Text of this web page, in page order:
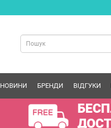
НОВИНИ БРЕНДИ ВІДГУКИ